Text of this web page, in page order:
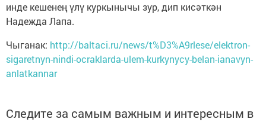
инде кешенең үлү куркынычы зур, дип кисәткән
Надежда Лапа.
Чыганак: http://baltaci.ru/news/t%D3%A9rlese/elektron-
sigaretnyn-nindi-ocraklarda-ulem-kurkynycy-belan-ianavyn-
anlatkannar
Следите за самым важным и интересным в